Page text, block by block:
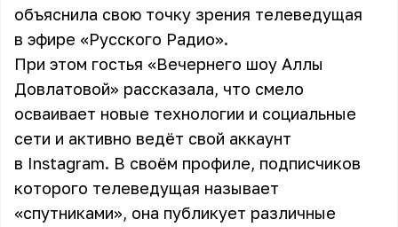
объяснила свою точку зрения телеведущая
в эфире «Русского Радио».
При этом гостья «Вечернего шоу Аллы
Довлатовой» рассказала, что смело
осваивает новые технологии и социальные
сети и активно ведёт свой аккаунт
в Instagram. В своём профиле, подписчиков
которого телеведущая называет
«спутниками», она публикует различные